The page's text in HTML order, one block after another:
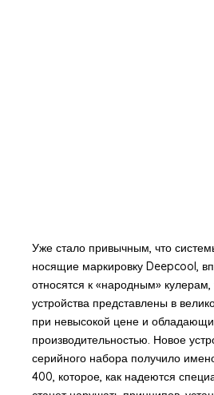
Уже стало привычным, что
носящие маркировку Deepcool,
относятся к «народным» кулерам,
устройства представлены в
при невысокой цене и
производительностью. Новое
серийного набора получило
400, которое, как надеются